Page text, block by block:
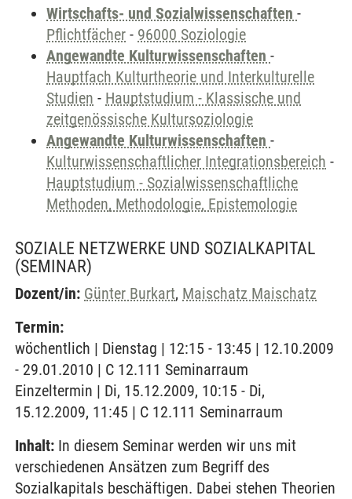
Wirtschafts- und Sozialwissenschaften -
Pflichtfächer - 96000 Soziologie
Angewandte Kulturwissenschaften -
Hauptfach Kulturtheorie und Interkulturelle
Studien - Hauptstudium - Klassische und
zeitgenössische Kultursoziologie
Angewandte Kulturwissenschaften -
Kulturwissenschaftlicher Integrationsbereich -
Hauptstudium - Sozialwissenschaftliche
Methoden, Methodologie, Epistemologie
SOZIALE NETZWERKE UND SOZIALKAPITAL
(SEMINAR)
Dozent/in: Günter Burkart, Maischatz Maischatz
Termin:
wöchentlich | Dienstag | 12:15 - 13:45 | 12.10.2009
- 29.01.2010 | C 12.111 Seminarraum
Einzeltermin | Di, 15.12.2009, 10:15 - Di,
15.12.2009, 11:45 | C 12.111 Seminarraum
Inhalt: In diesem Seminar werden wir uns mit
verschiedenen Ansätzen zum Begriff des
Sozialkapitals beschäftigen. Dabei stehen Theorien